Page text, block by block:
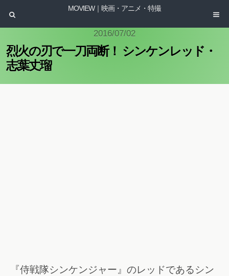
MOVIEW｜映画・アニメ・特撮
2016/07/02
烈火の刃で一刀両断！ シンケンレッド・
志葉丈瑠
『侍戦隊シンケンジャー』のレッドであるシン